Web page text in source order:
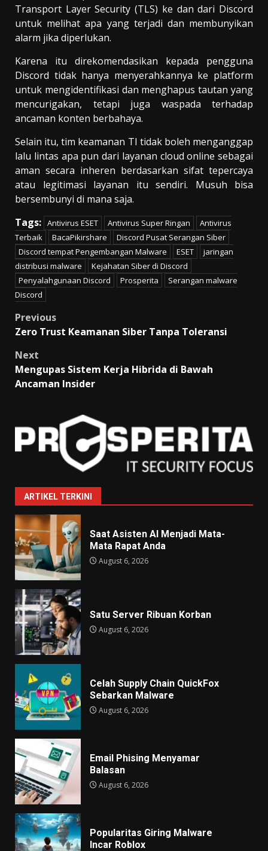
Transport Layer Security (TLS) ke dan dari Discord
untuk melihat apa yang terjadi dan membunyikan
alarm jika diperlukan.
Karena itu direkomendasikan kepada pengguna
Discord tidak hanya menyerahkannya ke platform
untuk mengidentifikasi dan menghapus tautan yang
mencurigakan, tetapi juga waspada terhadap
ancaman konten berbahaya.
Selain itu, tim keamanan TI tidak boleh menganggap
lalu lintas apa pun dari layanan cloud online sebagai
aman secara inheren berdasarkan sifat tepercaya
atau legitimasi layanan itu sendiri. Musuh bisa
bersembunyi di mana saja.
Tags: Antivirus ESET Antivirus Super Ringan
Antivirus
Terbaik
BacaPikirshare
Discord Pusat Serangan Siber
Discord tempat Pengembangan Malware
ESET
jaringan
distribusi malware
Kejahatan Siber di Discord
Penyalahgunaan Discord
Prosperita
Serangan malware
Discord
Post
Previous
Zero Trust Keamanan Siber Tanpa Toleransi
Next
Mengupas Sistem Kerja Hibrida di Bawah
Ancaman Insider
ARTIKEL TERKINI
Saat Asisten AI Menjadi Mata-
Mata Rapat Anda
August 6, 2026
Satu Server Ribuan Korban
August 6, 2026
Celah Supply Chain QuickFox
Sebarkan Malware
August 6, 2026
Email Phising Menyamar
Balasan
August 6, 2026
Popularitas Giring Malware
Incar Roblox